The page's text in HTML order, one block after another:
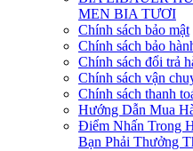
MEN BIA TƯƠI
Chính sách bảo mật
Chính sách bảo
Chính sách đổi trả
Chính sách vận
Chính sách thanh
Hướng Dẫn Mua
Điểm Nhấn Trong
Bạn Phải Thưởng